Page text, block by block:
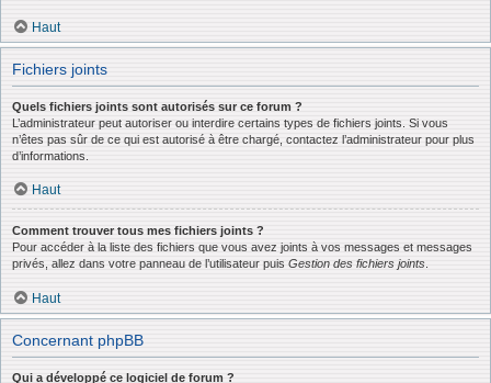
Haut
Fichiers joints
Quels fichiers joints sont autorisés sur ce forum ?
L’administrateur peut autoriser ou interdire certains types de fichiers joints. Si vous
n’êtes pas sûr de ce qui est autorisé à être chargé, contactez l’administrateur pour plus
d’informations.
Haut
Comment trouver tous mes fichiers joints ?
Pour accéder à la liste des fichiers que vous avez joints à vos messages et messages
privés, allez dans votre panneau de l’utilisateur puis Gestion des fichiers joints
Haut
Concernant phpBB
Qui a développé ce logiciel de forum ?